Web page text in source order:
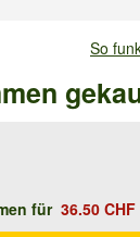
wir ca.
pflanzen.
So
für 36.50 CHF